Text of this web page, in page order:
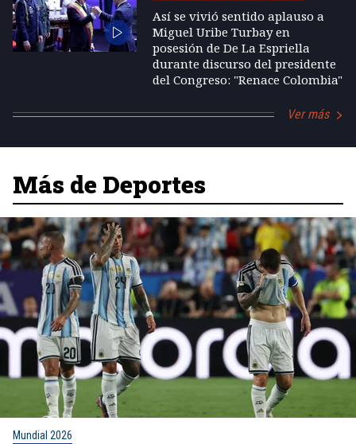
Así se vivió sentido aplauso a
Miguel Uribe Turbay en
posesión de De La Espriella
durante discurso del presidente
del Congreso: "Renace Colombia"
Ver más
Más de Deportes
Mundial 2026